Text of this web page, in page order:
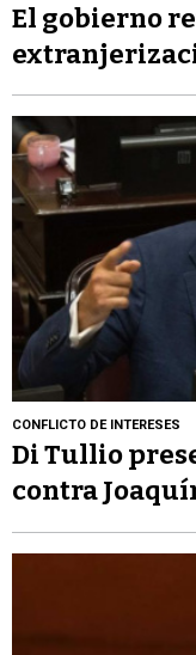
El gobierno
CONFLICTO DE INTERESES
Di Tullio
contra